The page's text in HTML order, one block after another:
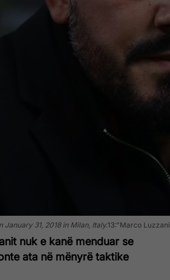
January 31, 2018 in Milan, Italy.13:"Marco Luzzani
nuk e kanë menduar se
ata në mënyrë taktike